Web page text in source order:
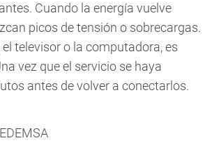
Cuando la energía vuelve
picos de tensión o sobrecargas.
televisor o la computadora, es
vez que el servicio se haya
antes de volver a conectarlos.